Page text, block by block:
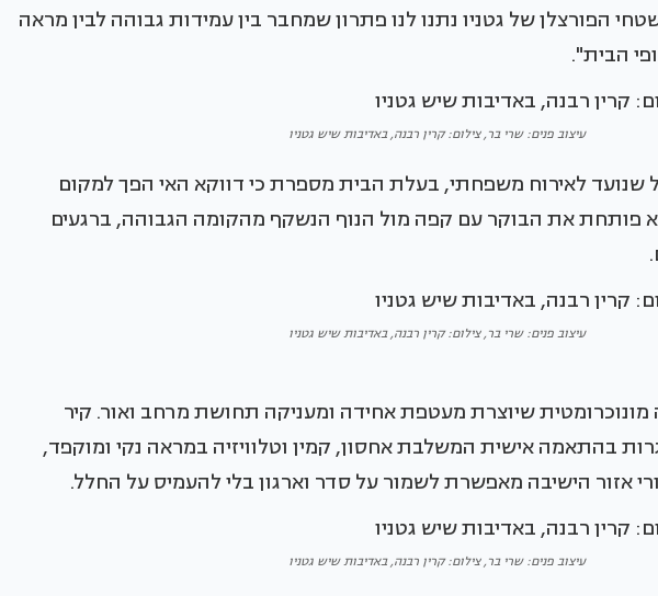
הפורצלן של גטניו נתנו לנו פתרון שמחבר בין עמידות גבוהה לבין מראה
הבית".
עיצוב פנים: שרי בר, צילום: קרין רבנה, באדיבות שיש גטניו
שנועד לאירוח משפחתי, בעלת הבית מספרת כי דווקא האי הפך למקום
פותחת את הבוקר עם קפה מול הנוף הנשקף מהקומה הגבוהה, ברגעים
עיצוב פנים: שרי בר, צילום: קרין רבנה, באדיבות שיש גטניו
מונוכרומטית שיוצרת מעטפת אחידה ומעניקה תחושת מרחב ואור. קיר
בהתאמה אישית המשלבת אחסון, קמין וטלוויזיה במראה נקי ומוקפד,
אזור הישיבה מאפשרת לשמור על סדר וארגון בלי להעמיס על החלל.
עיצוב פנים: שרי בר, צילום: קרין רבנה, באדיבות שיש גטניו